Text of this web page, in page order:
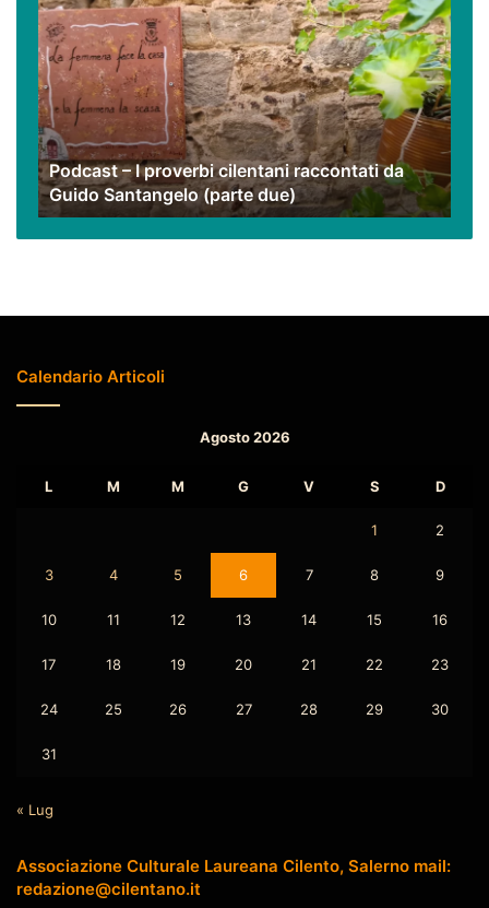
–
I
proverbi
cilentani
raccontati
da
Guido
Santangelo
(parte
due)
Podcast – I proverbi cilentani raccontati da
Guido Santangelo (parte due)
Calendario Articoli
Agosto 2026
L M M G V S D
1 2
3 4 5 6 7 8 9
10 11 12 13 14 15 16
17 18 19 20 21 22 23
24 25 26 27 28 29 30
31
« Lug
Associazione Culturale Laureana Cilento, Salerno mail:
redazione@cilentano.it